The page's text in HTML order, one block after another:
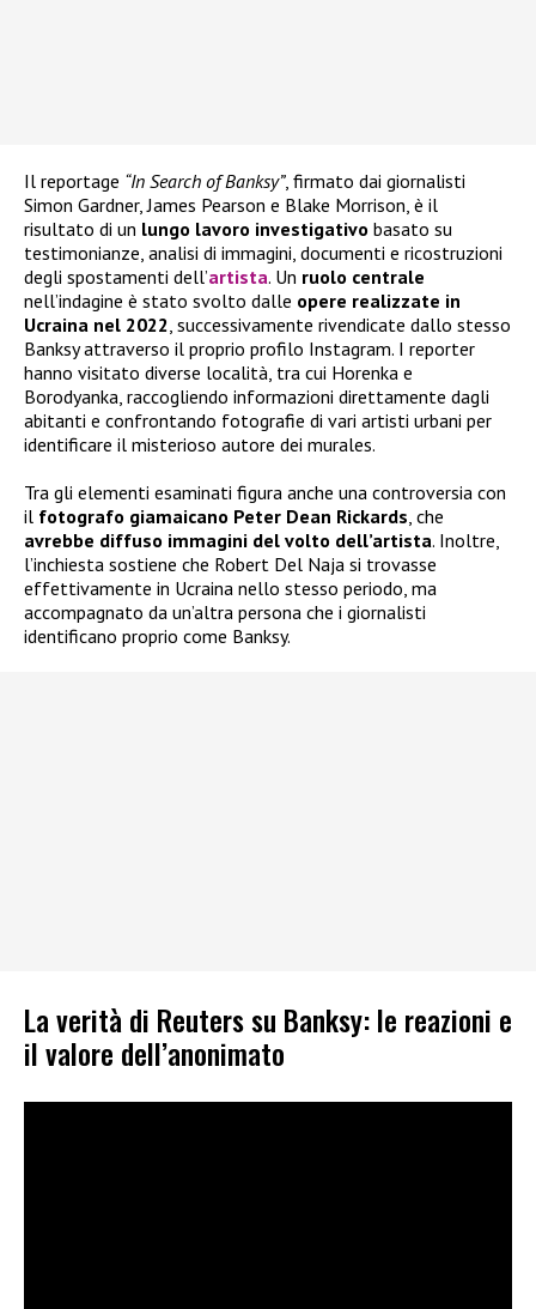
Il reportage “In Search of Banksy”, firmato dai giornalisti
Simon Gardner, James Pearson e Blake Morrison, è il
risultato di un lungo lavoro investigativo basato su
testimonianze, analisi di immagini, documenti e ricostruzioni
degli spostamenti dell’artista. Un ruolo centrale
nell’indagine è stato svolto dalle opere realizzate in
Ucraina nel 2022 , successivamente rivendicate dallo stesso
Banksy attraverso il proprio profilo Instagram. I reporter
hanno visitato diverse località, tra cui Horenka e
Borodyanka, raccogliendo informazioni direttamente dagli
abitanti e confrontando fotografie di vari artisti urbani per
identificare il misterioso autore dei murales.
Tra gli elementi esaminati figura anche una controversia con
il fotografo giamaicano Peter Dean Rickards , che
avrebbe diffuso immagini del volto dell’artista. Inoltre,
l’inchiesta sostiene che Robert Del Naja si trovasse
effettivamente in Ucraina nello stesso periodo, ma
accompagnato da un’altra persona che i giornalisti
identificano proprio come Banksy.
La verità di Reuters su Banksy: le reazioni e
il valore dell’anonimato